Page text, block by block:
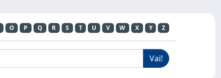
O P Q R S T U V W X Y Z